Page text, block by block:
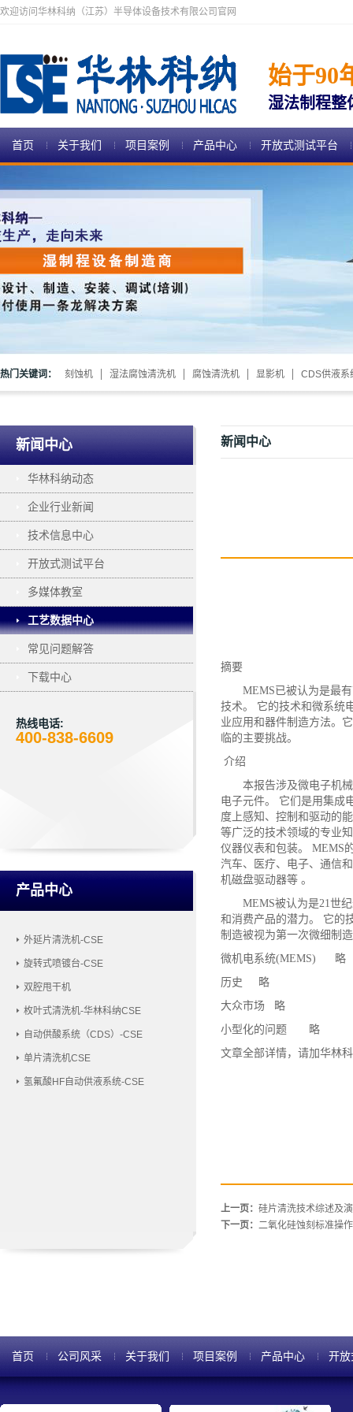
欢迎访问华林科纳（江苏）半导体设备技术有限公司官网
始于90
湿法制程整
首页 关于我们 项目案例 产品中心 开放式测试平台
热门关键词： 刻蚀机 湿法腐蚀清洗机 腐蚀清洗机 显影机 CDS供液系
新闻中心
华林科纳动态
企业行业新闻
技术信息中心
开放式测试平台
多媒体教室
工艺数据中心
常见问题解答
下载中心
热线电话:
400-838-6609
产品中心
外延片清洗机-CSE
旋转式喷镀台-CSE
双腔甩干机
枚叶式清洗机-华林科纳CSE
自动供酸系统（CDS）-CSE
单片清洗机CSE
氢氟酸HF自动供液系统-CSE
新闻中心
摘要
MEMS已被认为是最有
技术。 它的技术和微系统
业应用和器件制造方法。
临的主要挑战。
介绍
本报告涉及微电子机械
电子元件。 它们是用集成
度上感知、控制和驱动的
等广泛的技术领域的专业
仪器仪表和包装。 MEMS
汽车、医疗、电子、通信
机磁盘驱动器等 。
MEMS被认为是21世纪
和消费产品的潜力。 它的
制造被视为第一次微细制
微机电系统(MEMS) 略
历史 略
大众市场 略
小型化的问题 略
文章全部详情，请加华林
上一页： 硅片清洗技术综述及
下一页： 二氧化硅蚀刻标准操
首页 公司风采 关于我们 项目案例 产品中心 开放